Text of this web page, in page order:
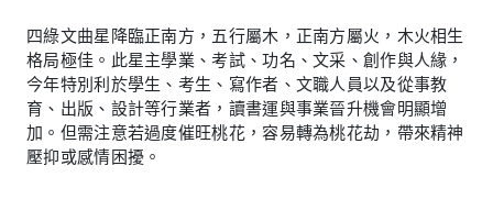
四綠文曲星降臨正南方，五行屬木，正南方屬火，木火相生
格局極佳。此星主學業、考試、功名、文采、創作與人緣，
今年特別利於學生、考生、寫作者、文職人員以及從事教
育、出版、設計等行業者，讀書運與事業晉升機會明顯增
加。但需注意若過度催旺桃花，容易轉為桃花劫，帶來精神
壓抑或感情困擾。